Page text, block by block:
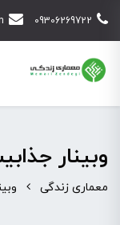
09306269722
وبینار
معماری زندگی